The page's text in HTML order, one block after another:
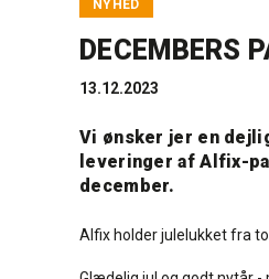
NYHED
DECEMBERS
13.12.2023
Vi ønsker jer en
leveringer af Alfix-
december.
Alfix holder julelukket fra